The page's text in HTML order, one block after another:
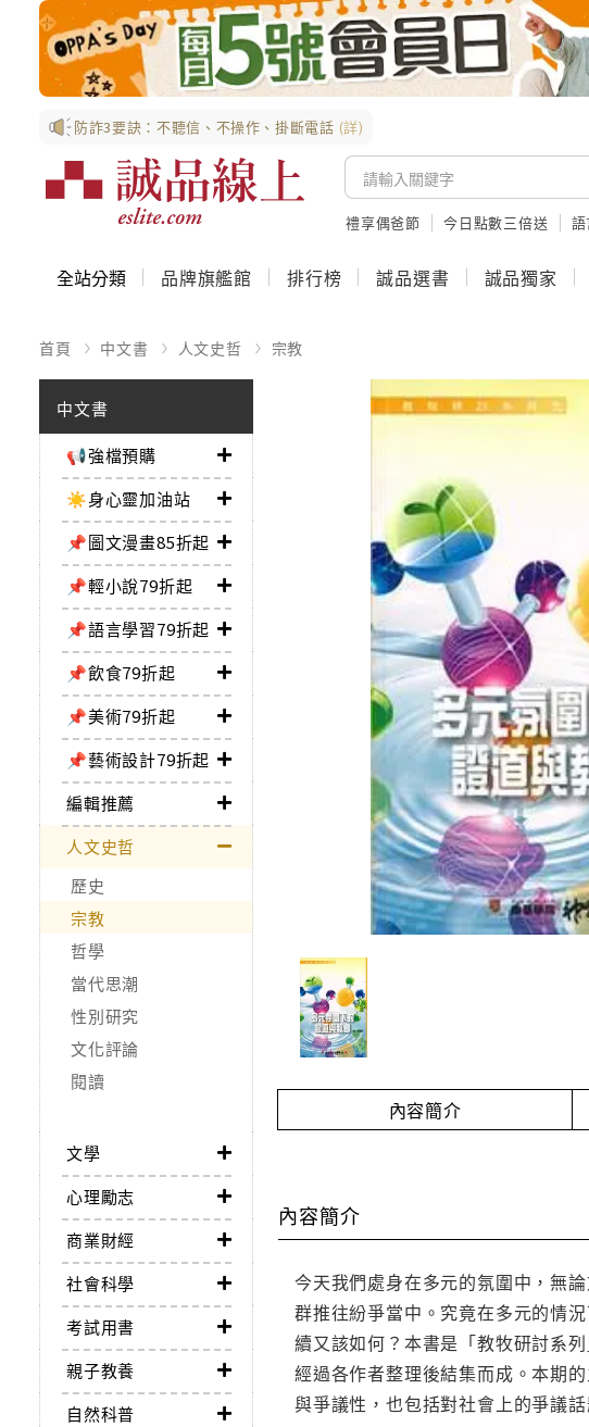
防詐3要訣：不聽信、不操作、掛斷電話 (詳)
禮享偶爸節 今日點數三倍送
全站分類 品牌旗艦館 排行榜 誠品選書 誠品獨家
首頁 中文書 人文史哲 宗教
中文書
📢強檔預購
☀️身心靈加油站
📌圖文漫畫85折起
📌輕小說79折起
📌語言學習79折起
📌飲食79折起
📌美術79折起
📌藝術設計79折起
編輯推薦
人文史哲
歷史
宗教
哲學
當代思潮
性別研究
文化評論
閱讀
文學
心理勵志
商業財經
社會科學
考試用書
親子教養
自然科普
內容簡介
內容簡介
今天我們處身在多元的氛圍中，無
群推往紛爭當中。究竟在多元的情
續又該如何？本書是「教牧研討系
經過各作者整理後結集而成。本期
與爭議性，也包括對社會上的爭議